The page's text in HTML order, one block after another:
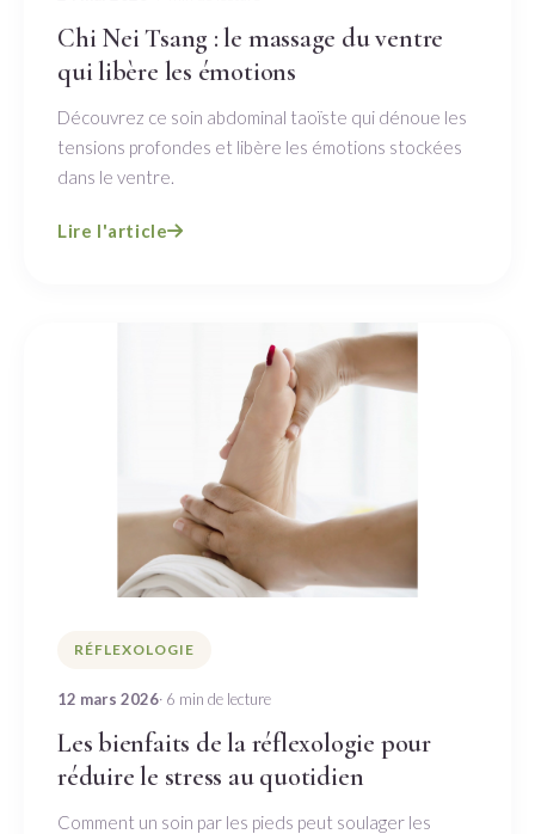
Chi Nei Tsang : le massage du ventre
qui libère les émotions
Découvrez ce soin abdominal taoïste qui dénoue les
tensions profondes et libère les émotions stockées
dans le ventre.
Lire l'article
RÉFLEXOLOGIE
12 mars 2026· 6 min de lecture
Les bienfaits de la réflexologie pour
réduire le stress au quotidien
Comment un soin par les pieds peut soulager les